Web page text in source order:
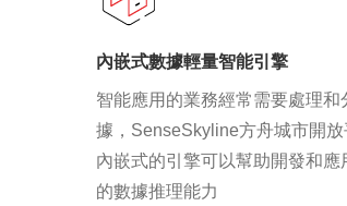
內嵌式數據輕量智能引擎
智能應用的業務經常需要處理和
據，SenseSkyline方舟城市開
內嵌式的引擎可以幫助開發和應
的數據推理能力